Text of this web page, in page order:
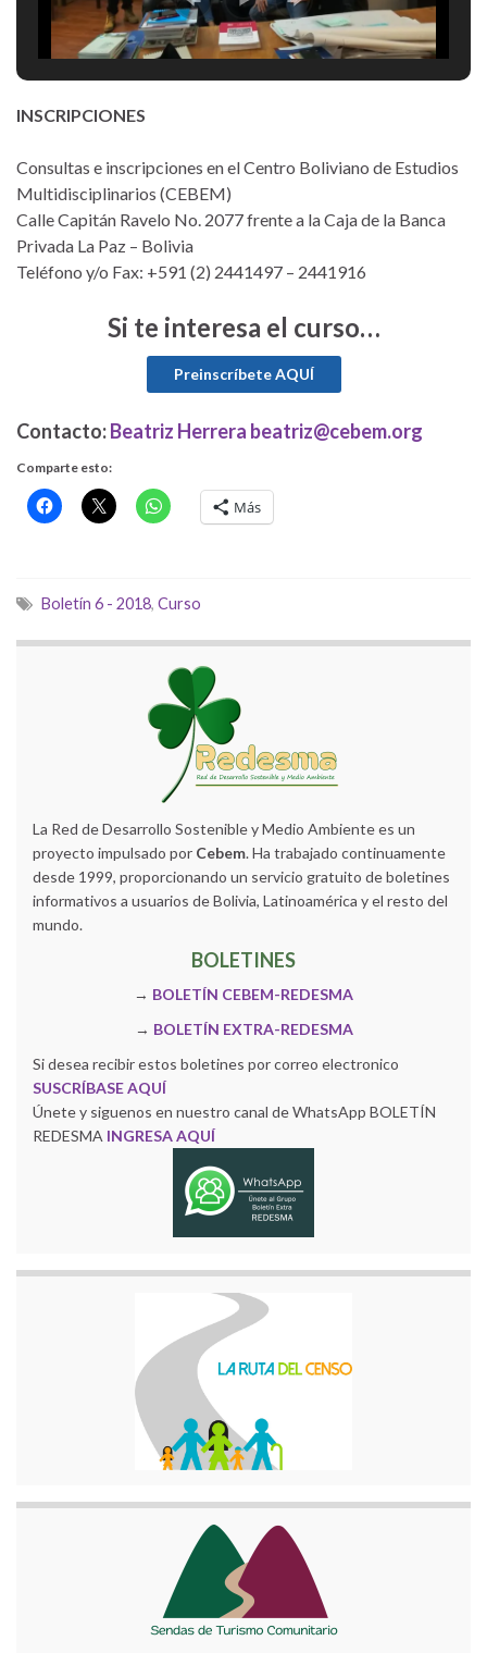
INSCRIPCIONES
Consultas e inscripciones en el Centro Boliviano de Estudios
Multidisciplinarios (CEBEM)
Calle Capitán Ravelo No. 2077 frente a la Caja de la Banca
Privada La Paz – Bolivia
Teléfono y/o Fax: +591 (2) 2441497 – 2441916
Si te interesa el curso…
Contacto:Beatriz Herrera beatriz@cebem.org
Comparte esto:
Más
Boletín 6 - 2018, Curso
La Red de Desarrollo Sostenible y Medio Ambiente es un
proyecto impulsado por Cebem. Ha trabajado continuamente
desde 1999, proporcionando un servicio gratuito de boletines
informativos a usuarios de Bolivia, Latinoamérica y el resto del
mundo.
BOLETINES
→ BOLETÍN CEBEM-REDESMA
→ BOLETÍN EXTRA-REDESMA
Si desea recibir estos boletines por correo electronico
SUSCRÍBASE AQUÍ
Únete y siguenos en nuestro canal de WhatsApp BOLETÍN
REDESMA INGRESA AQUÍ